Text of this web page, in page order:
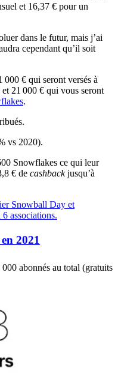
et 16,37 € pour un
dans le futur, mais j’ai
cependant qu’il soit
000 € qui seront versés à
21 000 € qui vous seront
.
vs 2020).
Snowflakes ce qui leur
€ de cashbackjusqu’à
Snowball Day et
associations.
2021
abonnés au total (gratuits